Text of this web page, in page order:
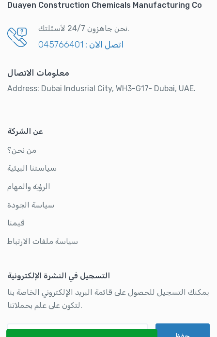
Duayen Construction Chemicals Manufacturing Co
نحن جاهزون 24/7 لأسئلتك.
اتصل الان : 045766401
معلومات الاتصال
Address: Dubai Indusrial City, WH3-G17- Dubai, UAE.
عن الشركة
من نحن؟
سياستنا البيئية
الرؤية والمهام
سياسة الجودة
قيمنا
سياسة ملفات الارتباط
التسجيل في النشرة الإلكترونية
يمكنك التسجيل للحصول على قائمة البريد الإلكتروني الخاصة بنا
لتكون على علم بحملاتنا.
عنوان بريدك الإلكتروني